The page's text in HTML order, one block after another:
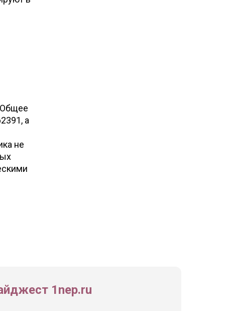
Общее
а
не
1nep.ru